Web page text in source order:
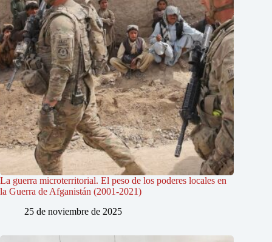
La guerra microterritorial. El peso de los poderes locales en
la Guerra de Afganistán (2001-2021)
25 de noviembre de 2025